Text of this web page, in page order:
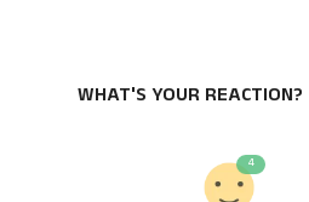
WHAT'S YOUR REACTION?
4